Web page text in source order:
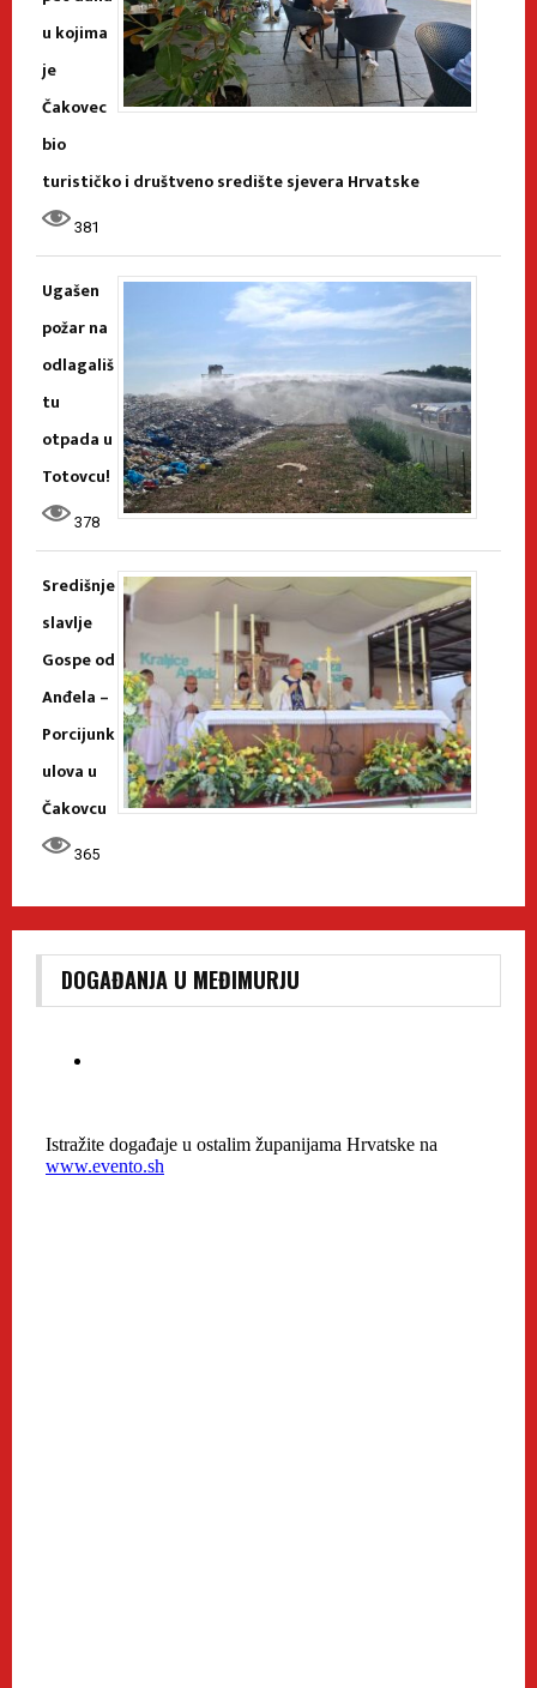
u kojima
je
Čakovec
bio
turističko i društveno središte sjevera Hrvatske
381
Ugašen
požar na
odlagališ
tu
otpada u
Totovcu!
378
Središnje
slavlje
Gospe od
Anđela –
Porcijunk
ulova u
Čakovcu
365
DOGAĐANJA U MEĐIMURJU